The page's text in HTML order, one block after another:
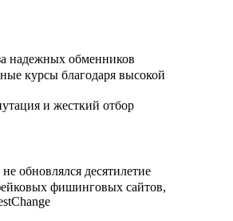
надежных обменников
курсы благодаря высокой
и жесткий отбор
обновлялся десятилетие
фишинговых сайтов,